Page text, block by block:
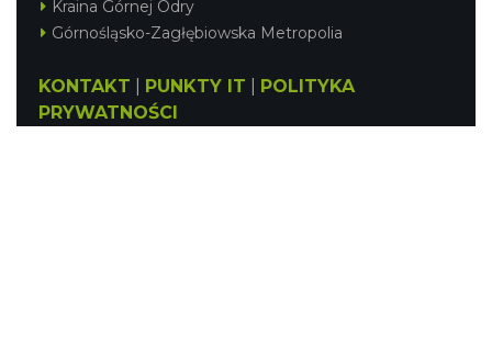
Kraina Górnej Odry
Górnośląsko-Zagłębiowska Metropolia
KONTAKT PUNKTY IT
POLITYKA
PRYWATNOŚCI